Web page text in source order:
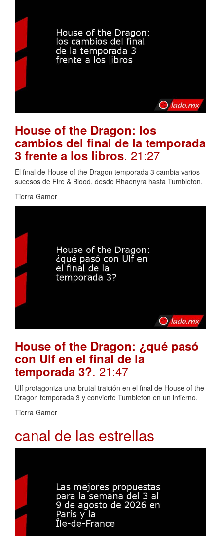
House of the Dragon: los
cambios del final de la temporada
3 frente a los libros. 21:27
El final de House of the Dragon temporada 3 cambia varios
sucesos de Fire & Blood, desde Rhaenyra hasta Tumbleton.
Tierra Gamer
House of the Dragon: ¿qué pasó
con Ulf en el final de la
temporada 3?. 21:47
Ulf protagoniza una brutal traición en el final de House of the
Dragon temporada 3 y convierte Tumbleton en un infierno.
Tierra Gamer
canal de las estrellas